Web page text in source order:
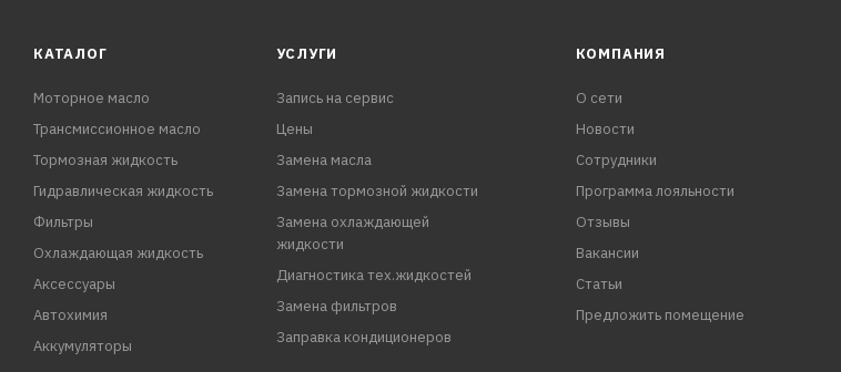
КАТАЛОГ
Моторное масло
Трансмиссионное масло
Тормозная жидкость
Гидравлическая жидкость
Фильтры
Охлаждающая жидкость
Аксессуары
Автохимия
Аккумуляторы
УСЛУГИ
Запись на сервис
Цены
Замена масла
Замена тормозной жидкости
Замена охлаждающей
жидкости
Диагностика тех.жидкостей
Замена фильтров
Заправка кондиционеров
КОМПАНИЯ
О сети
Новости
Сотрудники
Программа лояльности
Отзывы
Вакансии
Статьи
Предложить помещение